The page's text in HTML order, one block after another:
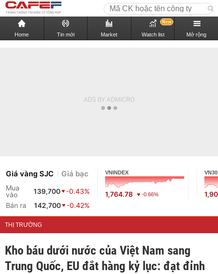
Home Tin mới Market Watch list
New
Mở rộng
Giá vàng SJC Giá bạc
Mua
vào
139,700
-0.43%
Bán ra
142,700 -0.42%
VNINDEX
1,764.78 -0.66%
VN30
THỊ TRƯỜNG
Kho báu dưới nước của Việt Nam sang
Trung Quốc, EU đắt hàng kỷ lục: đạt đỉnh